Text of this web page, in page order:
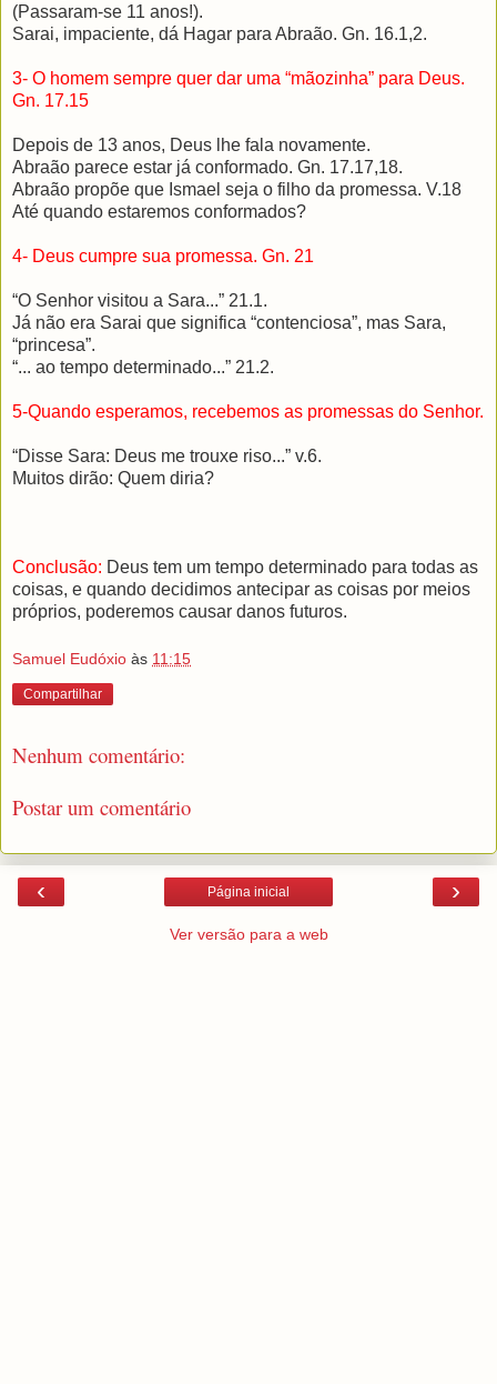
(Passaram-se 11 anos!).
Sarai, impaciente, dá Hagar para Abraão. Gn. 16.1,2.
3- O homem sempre quer dar uma “mãozinha” para Deus.
Gn. 17.15
Depois de 13 anos, Deus lhe fala novamente.
Abraão parece estar já conformado. Gn. 17.17,18.
Abraão propõe que Ismael seja o filho da promessa. V.18
Até quando estaremos conformados?
4- Deus cumpre sua promessa. Gn. 21
“O Senhor visitou a Sara...” 21.1.
Já não era Sarai que significa “contenciosa”, mas Sara,
“princesa”.
“... ao tempo determinado...” 21.2.
5-Quando esperamos, recebemos as promessas do Senhor.
“Disse Sara: Deus me trouxe riso...” v.6.
Muitos dirão: Quem diria?
Conclusão: Deus tem um tempo determinado para todas as
coisas, e quando decidimos antecipar as coisas por meios
próprios, poderemos causar danos futuros.
Samuel Eudóxio às 11:15
Compartilhar
Nenhum comentário:
Postar um comentário
‹ ›
Página inicial
Ver versão para a web